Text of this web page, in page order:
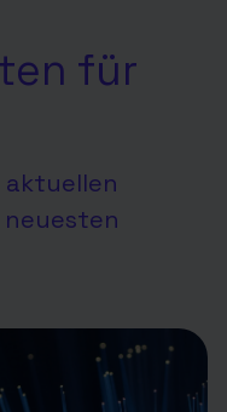
für
aktuellen
neuesten